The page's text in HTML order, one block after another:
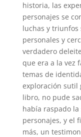
historia, las
personajes se
luchas y
personales y
verdadero
que era a la vez
temas de
exploración sutil
libro, no pude
había raspado
personajes, y el
más, un